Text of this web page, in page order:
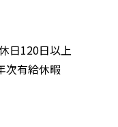
日120日以上
次有給休暇